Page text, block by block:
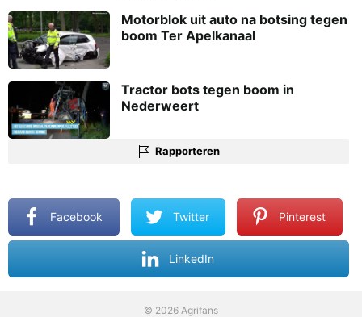
Motorblok uit auto na botsing tegen
boom Ter Apelkanaal
Tractor bots tegen boom in
Nederweert
Rapporteren
Facebook Twitter Pinterest
LinkedIn
© 2026 Agrifans